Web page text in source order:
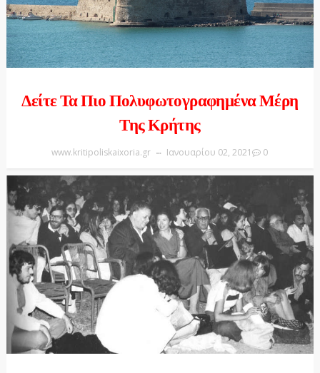
Δείτε Τα Πιο Πολυφωτογραφημένα Μέρη
Της Κρήτης
www.kritipoliskaixoria.gr Ιανουαρίου 02, 2021 0